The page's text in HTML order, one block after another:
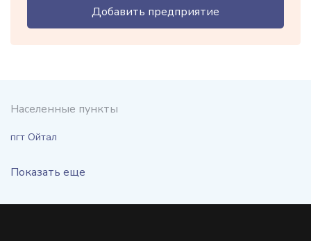
Добавить предприятие
Населенные пункты
пгт Ойтал
Показать еще